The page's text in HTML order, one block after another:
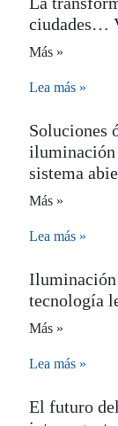
ciudades…
Más »
Lea más »
Soluciones
iluminación
sistema
Más »
Lea más »
Iluminación
tecnología
Más »
Lea más »
El futuro